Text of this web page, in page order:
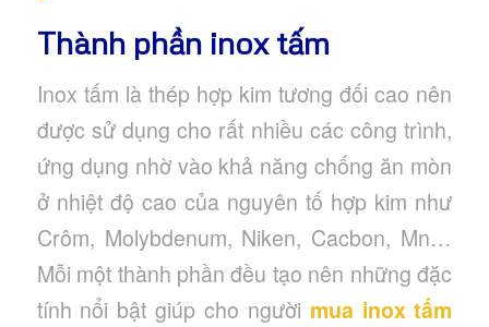
Thành phần inox tấm
Inox tấm là thép hợp kim tương đối cao nên
được sử dụng cho rất nhiều các công trình,
ứng dụng nhờ vào khả năng chống ăn mòn
ở nhiệt độ cao của nguyên tố hợp kim như
Crôm, Molybdenum, Niken, Cacbon, Mn…
Mỗi một thành phần đều tạo nên những đặc
tính nổi bật giúp cho người mua inox tấm